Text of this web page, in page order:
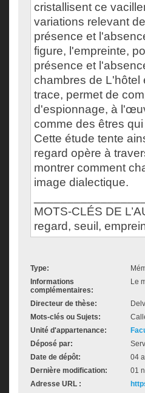
cristallisent ce
variations relevant
présence et
figure, l'empreinte,
présence et
chambres de L'hôtel
trace, permet de
d'espionnage, à
comme des êtres
Cette étude tente
regard opère à
montrer comment
image dialectique.
MOTS-CLÉS DE
regard, seuil,
Type:
Informations
complémentaires:
Le
Directeur de thèse:
Mots-clés ou Sujets:
Unité d'appartenance:
Déposé par:
Date de dépôt:
04
Dernière modification:
01
Adresse URL :